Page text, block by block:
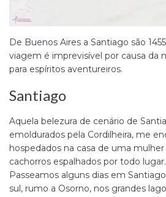
De Buenos Aires a Santiago são
viagem é imprevisível por causa da
para espíritos aventureiros.
Santiago
Aquela belezura de cenário de
emoldurados pela Cordilheira, me
hospedados na casa de uma
cachorros espalhados por todo
Passeamos alguns dias em
sul, rumo a Osorno, nos grandes